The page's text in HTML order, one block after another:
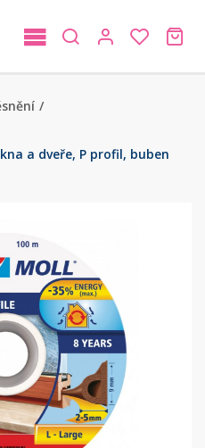
/
a dveře, P profil, buben